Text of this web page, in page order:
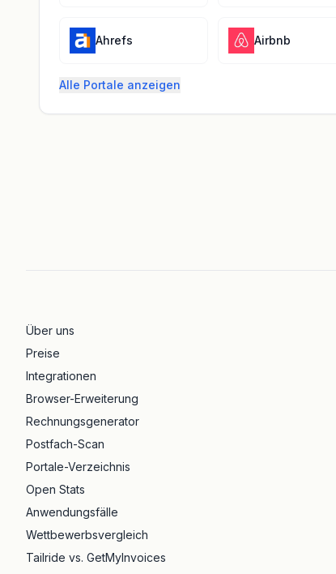
Ahrefs Airbnb
Alle Portale anzeigen
Über uns
Preise
Integrationen
Browser-Erweiterung
Rechnungsgenerator
Postfach-Scan
Portale-Verzeichnis
Open Stats
Anwendungsfälle
Wettbewerbsvergleich
Tailride vs. GetMyInvoices